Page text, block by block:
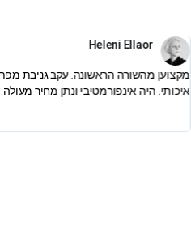
Heleni Ellaor‎‏
מקצוען מהשורה הראשונה. עקב גניבת
איכותי. היה אינפורמטיבי ונתן מחיר